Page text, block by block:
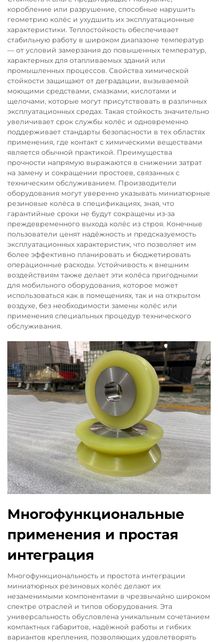
коробление или разрушение, способные нарушить
геометрию колёс и ухудшить их эксплуатационные
характеристики. Теплостойкость обеспечивает
стабильную работу в широком диапазоне температур
— от условий замерзания до повышенных температур,
характерных для отапливаемых зданий или
промышленных процессов. Свойства химической
стойкости защищают от деградации, вызываемой
моющими средствами, смазками, кислотами и
щелочами, которые могут присутствовать в различных
эксплуатационных средах. Такая стойкость значительно
увеличивает срок службы колёс и одновременно
поддерживает стандарты безопасности в тех областях
применения, где контакт с химическими веществами
является обычной практикой. Преимущества
прочности напрямую выражаются в снижении затрат
на замену и сокращении простоев, связанных с
техническим обслуживанием. Производители
оборудования могут уверенно указывать миниатюрные
резиновые колёса в спецификациях, зная, что
гарантийные сроки не будут сокращены из-за
преждевременного выхода колёс из строя. Конечные
пользователи ценят надёжность и предсказуемость
эксплуатационных характеристик, что позволяет им
более эффективно планировать и бюджетировать
операционные расходы. Устойчивость к внешним
воздействиям также делает эти колёса пригодными
для мобильного оборудования, которое может
использоваться как в помещениях, так и на открытом
воздухе, без необходимости замены колёс или
применения специальных процедур технического
обслуживания.
Многофункциональные
применения и простая
интеграция
Многофункциональность и простота интеграции
миниатюрных резиновых колёс делают их
незаменимыми компонентами в чрезвычайно широком
спектре отраслей и типов оборудования. Эта
универсальность обусловлена уникальным сочетанием
компактных габаритов, надёжной работы и гибких
вариантов крепления, позволяющих удовлетворять